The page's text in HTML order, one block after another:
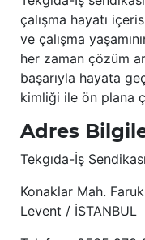
çalışma hayatı
ve çalışma
her zaman çözüm
başarıyla hayata
kimliği ile ön plana
Adres
Tekgıda-İş
Konaklar Mah.
Levent / İSTANBUL